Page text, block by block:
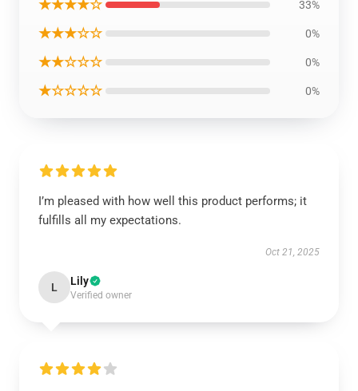
★★★★☆ 33%
★★★☆☆ 0%
★★☆☆☆ 0%
★☆☆☆☆ 0%
I’m pleased with how well this product performs; it
fulfills all my expectations.
Oct 21, 2025
L Lily
Verified owner